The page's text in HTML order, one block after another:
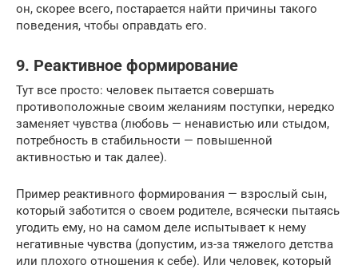
он, скорее всего, постарается найти причины такого
поведения, чтобы оправдать его.
9. Реактивное формирование
Тут все просто: человек пытается совершать
противоположные своим желаниям поступки, нередко
заменяет чувства (любовь — ненавистью или стыдом,
потребность в стабильности — повышенной
активностью и так далее).
Пример реактивного формирования — взрослый сын,
который заботится о своем родителе, всячески пытаясь
угодить ему, но на самом деле испытывает к нему
негативные чувства (допустим, из-за тяжелого детства
или плохого отношения к себе). Или человек, который